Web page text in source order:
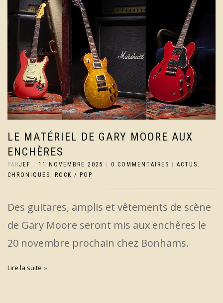
LE MATÉRIEL DE GARY MOORE AUX
ENCHÈRES
PARJEF | 11 NOVEMBRE 2025 | 0 COMMENTAIRES | ACTUS
CHRONIQUES
ROCK / POP
Des guitares, amplis et vêtements de scène
de Gary Moore seront mis aux enchères le
20 novembre prochain chez Bonhams.
Lire la suite